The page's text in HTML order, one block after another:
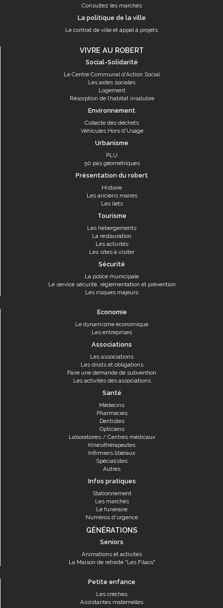
Consultez les marchés
La politique de la ville
Le contrat de ville et appel à projets
VIVRE AU ROBERT
Social-Solidarité
Le Centre Communal d'Action Social
Les aides sociales
Logement
Résorption de l’habitat insalubre
Environnement
Collecte des déchets
Véhicules Hors d'Usage
Urbanisme
PLU
50 pas géométriques
Présentation du robert
Histoire
Les anciens maires
Les îlets
Tourisme
Les hébergements
La restauration
Les activités
Les sites à visiter
Sécurité
La police municipale
Le service sécurité, réglementation et prévention
Les risques majeurs
Economie
Le dynamisme économique
Les entreprises
Associations
Les associations
Les droits et obligations
Faire une demande de subvention
Les activités des associations
Santé
Médecins
Pharmacies
Dentistes
Opticiens
Laboratoires / Centres médicaux
Kinésithérapeutes
Infirmiers libéraux
Spécialistes
Autres
Infos pratiques
Stationnement
Les marchés
Le funéraire
Numéros d'urgence
GÉNÉRATIONS
Seniors
Animations et activités
La Maison de retraite "Les Filaos"
Petite enfance
Les crèches
Assistantes maternelles